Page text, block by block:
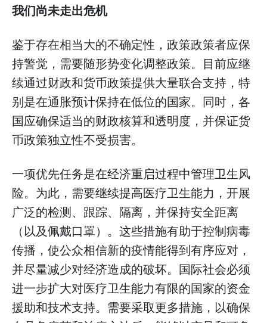
我们尚未走出危机
鉴于存在相当大的不确定性，政策政策者应保
持警觉，需要随形势变化调整政策。目前应继
续通过财政和货币政策提供大量联合支持，特
别是在通胀预计保持在低位的国家。同时，各
国应确保适当的财政核算和透明度，并保证货
币政策独立性不受损害。
一项优先任务是在经济重启过程中管理卫生风
险。为此，需要继续提高医疗卫生能力，开展
广泛的检测、跟踪、隔离，并保持安全距离
（以及佩戴口罩）。这些措施有助于控制病毒
传播，使公众相信新的疫情能得到有序应对，
并尽量减少对经济造成的破坏。国际社会必须
进一步扩大对医疗卫生能力有限的国家的资金
援助和技术支持。需要采取更多措施，以确保